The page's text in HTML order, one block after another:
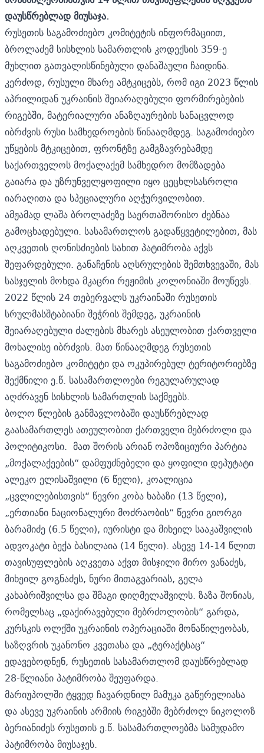
დაუსწრებლად მიუსაჯა.
რუსეთის საგამოძიებო კომიტეტის ინფორმაციით,
ბროლაძემ სისხლის სამართლის კოდექსის 359-ე
მუხლით გათვალისწინებული დანაშაული ჩაიდინა.
კერძოდ, რუსული მხარე ამტკიცებს, რომ იგი 2023 წლის
აპრილიდან უკრაინის შეიარაღებული ფორმირებების
რიგებში, მატერიალური ანაზღაურების სანაცვლოდ
იბრძვის რუსი სამხედროების წინააღმდეგ. საგამოძიებო
უწყების მტკიცებით, ფრონტზე გამგზავრებამდე
საქართველოს მოქალაქემ სამხედრო მომზადება
გაიარა და უზრუნველყოფილი იყო ცეცხლსასროლი
იარაღითა და სპეციალური აღჭურვილობით.
ამჟამად ლაშა ბროლაძეზე საერთაშორისო ძებნაა
გამოცხადებული. სასამართლოს გადაწყვეტილებით, მას
აღკვეთის ღონისძიების სახით პატიმრობა აქვს
შეფარდებული. განაჩენის აღსრულების შემთხვევაში, მას
სასჯელის მოხდა მკაცრი რეჟიმის კოლონიაში მოუწევს.
2022 წლის 24 თებერვალს უკრაინაში რუსეთის
სრულმასშტაბიანი შეჭრის შემდეგ, უკრაინის
შეიარაღებული ძალების მხარეს ასეულობით ქართველი
მოხალისე იბრძვის. მათ წინააღმდეგ რუსეთის
საგამოძიებო კომიტეტი და ოკუპირებულ ტერიტორიებზე
შექმნილი ე.წ. სასამართლოები რეგულარულად
აღძრავენ სისხლის სამართლის საქმეებს.
ბოლო წლების განმავლობაში დაუსწრებლად
გაასამართლეს ათეულობით ქართველი მებრძოლი და
პოლიტიკოსი. მათ შორის არიან ოპოზიციური პარტია
„მოქალაქეების“ დამფუძნებელი და ყოფილი დეპუტატი
ალეკო ელისაშვილი (6 წელი), კოალიცია
„ცვლილებისთვის“ წევრი კობა ხაბაზი (13 წელი),
„ერთიანი ნაციონალური მოძრაობის“ წევრი გიორგი
ბარამიძე (6.5 წელი), იურისტი და მიხეილ სააკაშვილის
ადვოკატი ბექა ბასილაია (14 წელი). ასევე 14-14 წლით
თავისუფლების აღკვეთა აქვთ მისჯილი მირო ვანაძეს,
მიხეილ გოგნაძეს, ნური მითაგვარიას, გელა
კახაბრიშვილსა და შმაგი დიღმელაშვილს. ზაზა შონიას,
რომელსაც „დაქირავებული მებრძოლობის“ გარდა,
კურსკის ოლქში უკრაინის ოპერაციაში მონაწილეობას,
საზღვრის უკანონო კვეთასა და „ტერაქტსაც“
ედავებოდნენ, რუსეთის სასამართლომ დაუსწრებლად
28-წლიანი პატიმრობა შეუფარდა.
მარიუპოლში ტყვედ ჩავარდნილ მამუკა გაწერელიასა
და ასევე უკრაინის არმიის რიგებში მებრძოლ ნიკოლოზ
ბერიანიძეს რუსეთის ე.წ. სასამართლოებმა სამუდამო
პატიმრობა მიუსაჯეს.